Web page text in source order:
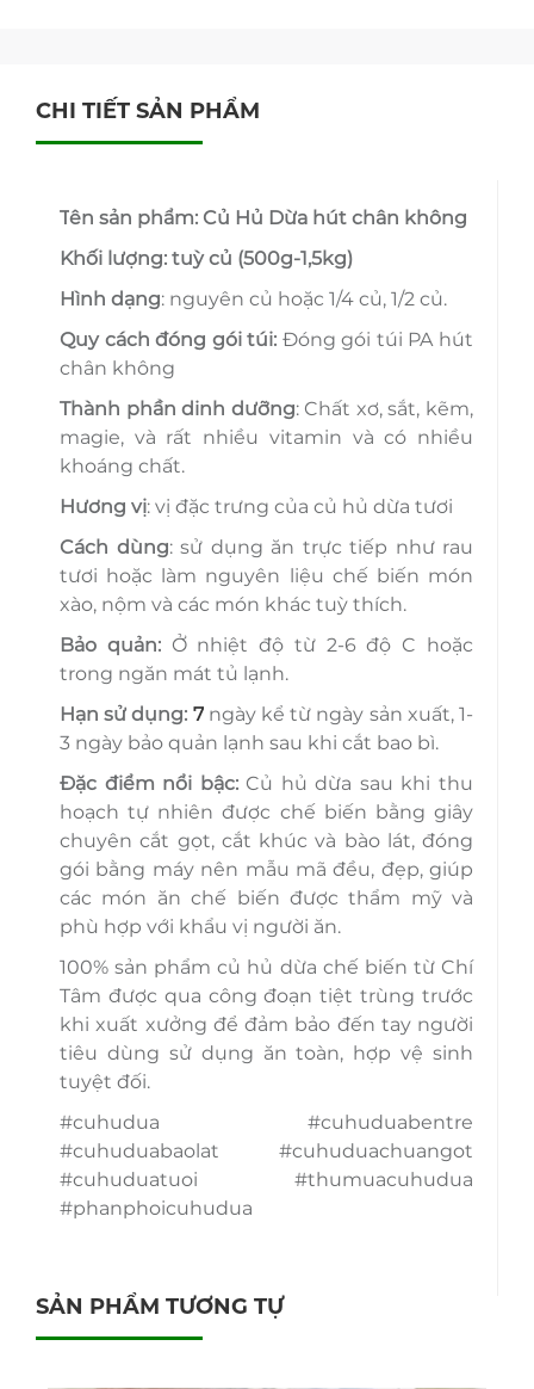
CHI TIẾT SẢN PHẨM
Tên sản phẩm: Củ Hủ Dừa hút chân không
Khối lượng: tuỳ củ (500g-1,5kg)
Hình dạng: nguyên củ hoặc 1/4 củ, 1/2 củ.
Quy cách đóng gói túi: Đóng gói túi PA hút
chân không
Thành phần dinh dưỡng: Chất xơ, sắt, kẽm,
magie, và rất nhiều vitamin và có nhiều
khoáng chất.
Hương vị: vị đặc trưng của củ hủ dừa tươi
Cách dùng: sử dụng ăn trực tiếp như rau
tươi hoặc làm nguyên liệu chế biến món
xào, nộm và các món khác tuỳ thích.
Bảo quản:Ở nhiệt độ từ 2-6 độ C hoặc
trong ngăn mát tủ lạnh.
Hạn sử dụng: 7ngày kể từ ngày sản xuất, 1-
3 ngày bảo quản lạnh sau khi cắt bao bì.
Đặc điểm nổi bậc: Củ hủ dừa sau khi thu
hoạch tự nhiên được chế biến bằng giây
chuyên cắt gọt, cắt khúc và bào lát, đóng
gói bằng máy nên mẫu mã đều, đẹp, giúp
các món ăn chế biến được thẩm mỹ và
phù hợp với khẩu vị người ăn.
100% sản phẩm củ hủ dừa chế biến từ Chí
Tâm được qua công đoạn tiệt trùng trước
khi xuất xưởng để đảm bảo đến tay người
tiêu dùng sử dụng ăn toàn, hợp vệ sinh
tuyệt đối.
#cuhudua #cuhuduabentre
#cuhuduabaolat #cuhuduachuangot
#cuhuduatuoi #thumuacuhudua
#phanphoicuhudua
SẢN PHẨM TƯƠNG TỰ